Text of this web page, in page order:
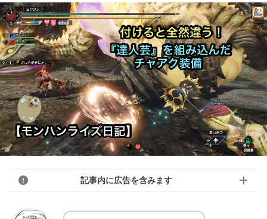
記事内に広告を含みます